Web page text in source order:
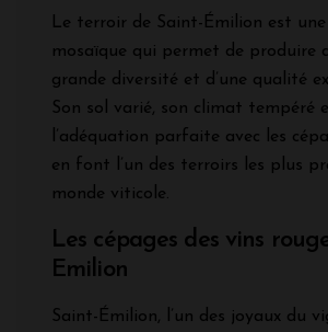
Le terroir de Saint-Émilion est
mosaïque qui permet de produire
grande diversité et d’une qualité
Son sol varié, son climat tempéré
l’adéquation parfaite avec les
en font l’un des terroirs les plus
monde viticole.
Les cépages des vins
Emilion
Saint-Émilion, l’un des joyaux du